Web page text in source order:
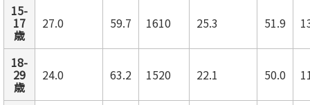
15-
17
歳
27.0 59.7 1610 25.3 51.9
18-
29
歳
24.0 63.2 1520 22.1 50.0